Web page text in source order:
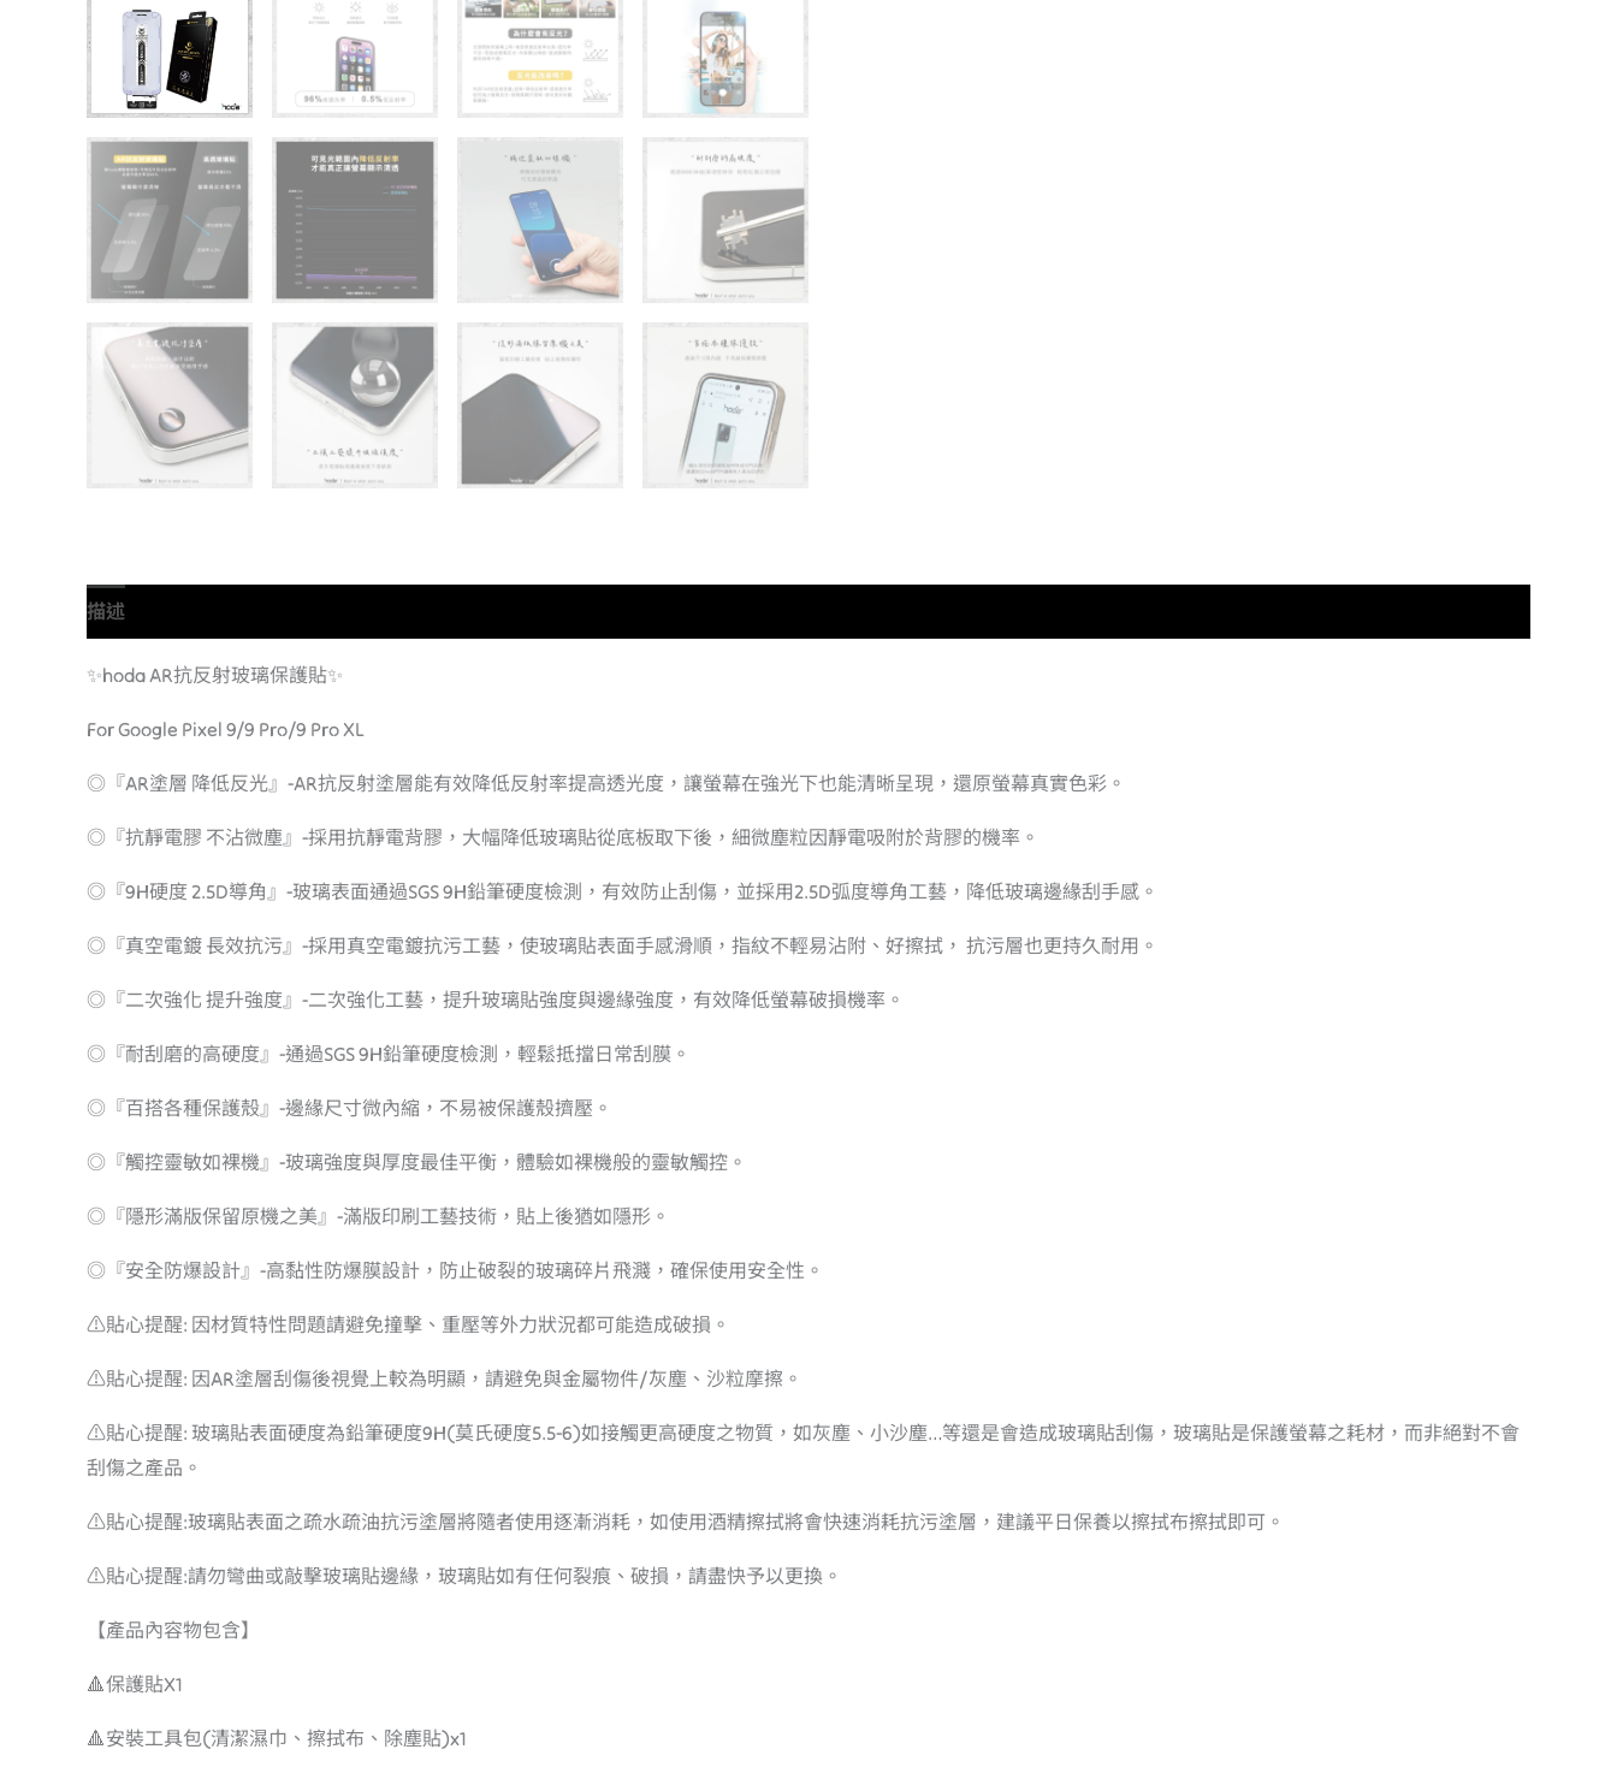
描述
✨hoda AR抗反射玻璃保護貼✨
For Google Pixel 9/9 Pro/9 Pro XL
◎『AR塗層 降低反光』-AR抗反射塗層能有效降低反射率提高透光度，讓螢幕在強光下也能清晰呈現，還原螢幕真實色彩。
◎『抗靜電膠 不沾微塵』-採用抗靜電背膠，大幅降低玻璃貼從底板取下後，細微塵粒因靜電吸附於背膠的機率。
◎『9H硬度 2.5D導角』-玻璃表面通過SGS 9H鉛筆硬度檢測，有效防止刮傷，並採用2.5D弧度導角工藝，降低玻璃邊緣刮手感。
◎『真空電鍍 長效抗污』-採用真空電鍍抗污工藝，使玻璃貼表面手感滑順，指紋不輕易沾附、好擦拭， 抗污層也更持久耐用。
◎『二次強化 提升強度』-二次強化工藝，提升玻璃貼強度與邊緣強度，有效降低螢幕破損機率。
◎『耐刮磨的高硬度』-通過SGS 9H鉛筆硬度檢測，輕鬆抵擋日常刮膜。
◎『百搭各種保護殼』-邊緣尺寸微內縮，不易被保護殼擠壓。
◎『觸控靈敏如裸機』-玻璃強度與厚度最佳平衡，體驗如裸機般的靈敏觸控。
◎『隱形滿版保留原機之美』-滿版印刷工藝技術，貼上後猶如隱形。
◎『安全防爆設計』-高黏性防爆膜設計，防止破裂的玻璃碎片飛濺，確保使用安全性。
⚠️貼心提醒: 因材質特性問題請避免撞擊、重壓等外力狀況都可能造成破損。
⚠️貼心提醒: 因AR塗層刮傷後視覺上較為明顯，請避免與金屬物件/灰塵、沙粒摩擦。
⚠️貼心提醒: 玻璃貼表面硬度為鉛筆硬度9H(莫氏硬度5.5-6)如接觸更高硬度之物質，如灰塵、小沙塵…等還是會造成玻璃貼刮傷，玻璃貼是保護螢幕之耗材，而非絕對不會
刮傷之產品。
⚠️貼心提醒:玻璃貼表面之疏水疏油抗污塗層將隨者使用逐漸消耗，如使用酒精擦拭將會快速消耗抗污塗層，建議平日保養以擦拭布擦拭即可。
⚠️貼心提醒:請勿彎曲或敲擊玻璃貼邊緣，玻璃貼如有任何裂痕、破損，請盡快予以更換。
【產品內容物包含】
🔺保護貼X1
🔺安裝工具包(清潔濕巾、擦拭布、除塵貼)x1